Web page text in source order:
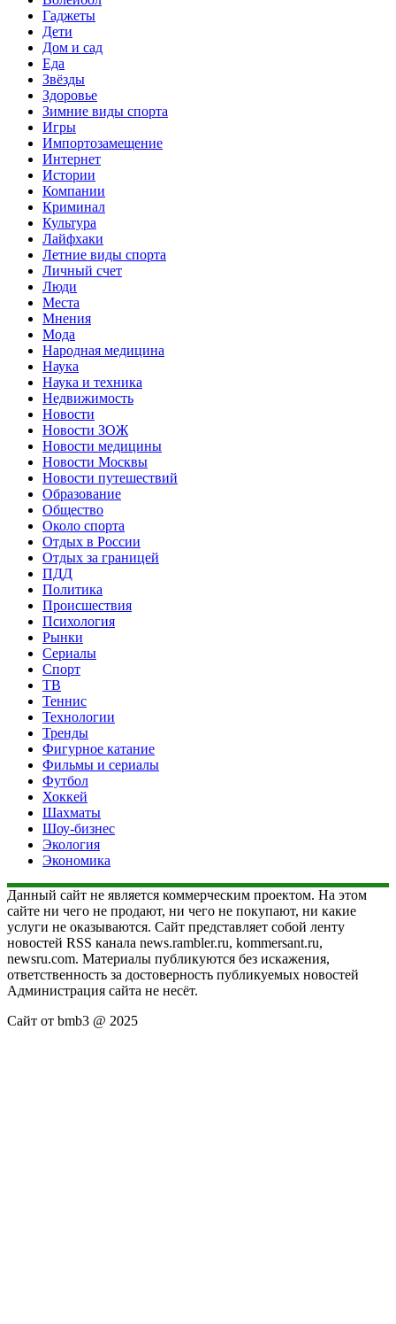
Гаджеты
Дети
Дом и сад
Еда
Звёзды
Здоровье
Зимние виды спорта
Игры
Импортозамещение
Интернет
Истории
Компании
Криминал
Культура
Лайфхаки
Летние виды спорта
Личный счет
Люди
Места
Мнения
Мода
Народная медицина
Наука
Наука и техника
Недвижимость
Новости
Новости ЗОЖ
Новости медицины
Новости Москвы
Новости путешествий
Образование
Общество
Около спорта
Отдых в России
Отдых за границей
ПДД
Политика
Происшествия
Психология
Рынки
Сериалы
Спорт
ТВ
Теннис
Технологии
Тренды
Фигурное катание
Фильмы и сериалы
Футбол
Хоккей
Шахматы
Шоу-бизнес
Экология
Экономика
Данный сайт не является коммерческим проектом. На этом
сайте ни чего не продают, ни чего не покупают, ни какие
услуги не оказываются. Сайт представляет собой ленту
новостей RSS канала news.rambler.ru, kommersant.ru,
newsru.com. Материалы публикуются без искажения,
ответственность за достоверность публикуемых новостей
Администрация сайта не несёт.
Сайт от bmb3 @ 2025